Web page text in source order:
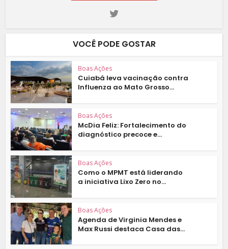
VOCÊ PODE GOSTAR
Boas Ações
Cuiabá leva vacinação contra
Influenza ao Mato Grosso...
Boas Ações
McDia Feliz: Fortalecimento do
diagnóstico precoce e...
Boas Ações
Como o MPMT está liderando
a iniciativa Lixo Zero no...
Boas Ações
Agenda de Virginia Mendes e
Max Russi destaca Casa das...